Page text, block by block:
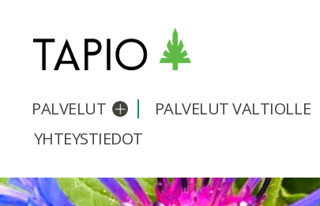
PALVELUT Avaa/sulje alavalikko
PALVELUT VALTIOLLE
YHTEYSTIEDOT